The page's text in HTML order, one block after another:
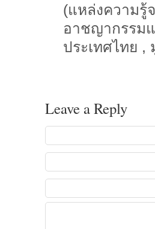
(แหล่งความรู้
อาชญากรรม
ประเทศไทย ,
Leave a Reply